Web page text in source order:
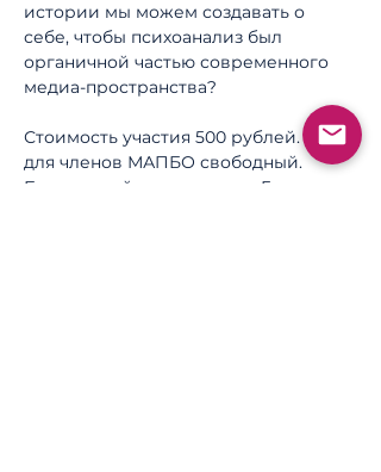
истории мы можем создавать о
себе, чтобы психоанализ был
органичной частью современного
медиа-пространства?
Стоимость участия 500 рублей. Вход
для членов МАПБО свободный.
Будет онлайн трансляция. Группа до